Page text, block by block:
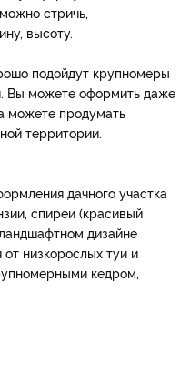
стричь,
высоту.
подойдут крупномеры
Вы можете оформить даже
можете продумать
территории.
дачного участка
спиреи (красивый
дизайне
низкорослых туи и
кедром,